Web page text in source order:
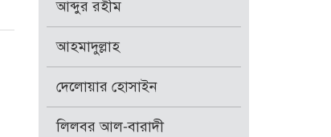
আব্দুর রহীম
আহমাদুল্লাহ
দেলোয়ার হোসাইন
লিলবর আল-বারাদী